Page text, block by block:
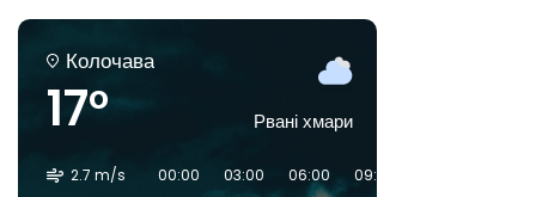
Колочава
17° Рвані хмари
2.7 m/s
00:00 03:00 06:00 09:00